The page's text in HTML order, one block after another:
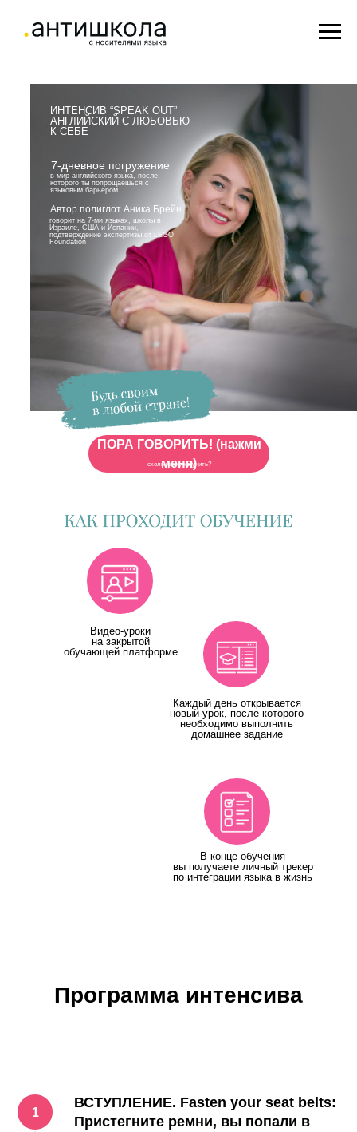
ИНТЕНСИВ “SPEAK OUT”
АНГЛИЙСКИЙ С ЛЮБОВЬЮ
К СЕБЕ
7-дневное погружение
в мир английского языка, после
которого ты попрощаешься с
языковым барьером
ПОРА ГОВОРИТЬ! (нажми
меня)
сколько можно учить?
говорит на 7-ми языках, школы в
Израиле, США и Испании,
подтверждение экспертизы от LEGO
Foundation
Автор полиглот Аника Брейн
Видео-уроки
на закрытой
обучающей платформе
Каждый день открывается
новый урок, после которого
необходимо выполнить
домашнее задание
В конце обучения
вы получаете личный трекер
по интеграции языка в жизнь
Программа интенсива
ВСТУПЛЕНИЕ. Fasten your seat belts:
Пристегните ремни, вы попали в